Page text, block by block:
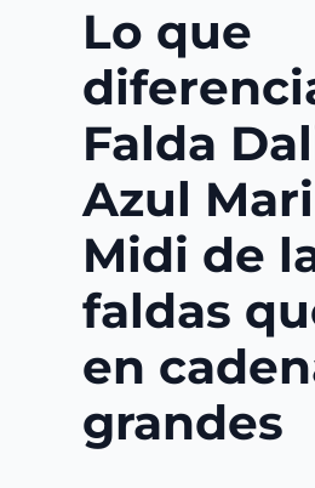
Lo que
Falda
Azul
Midi de
faldas
en
grandes